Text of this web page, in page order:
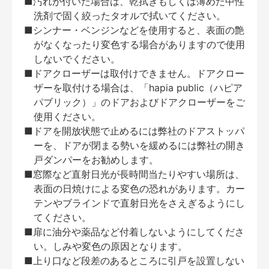
洗剤で固く絞ったタオルで拭いてください。
■シンナー・ベンジンなどを使用すると、表面の艶
がなくなったり変色する場合がありますので使用
しないでください。
■ドアクローザーは取付けできません。ドアクロー
ザーを取付ける場合は、「hapia public（ハピア
パブリック）」のドアおよびドアクローザーをご
使用ください。
■ドアを開放状態で止めるには弊社のドアストッパ
ーを、ドアが閉まる勢いを緩めるには弊社の開き
戸ダンパーをお勧めします。
■窓際など直射日光が長時間当たりやすい場所は、
表面の日焼けによる変色の恐れがあります。カー
テンやブラインドで直射日光をさえぎるようにし
てください。
■扉に油分や薬品など付着しないようにしてくださ
い。しみや変色の原因となります。
■上り口など段差のあるところに引戸を設置しない